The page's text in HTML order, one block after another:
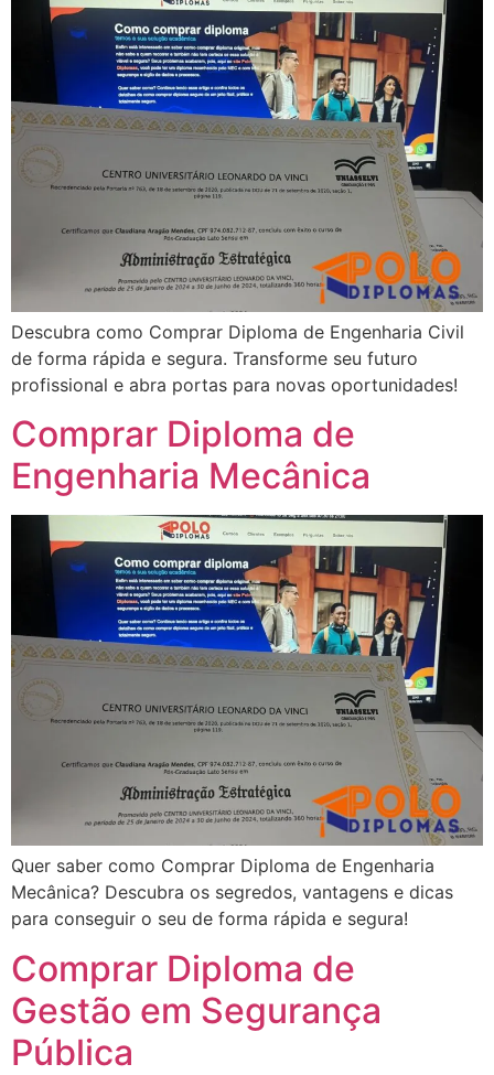
Descubra como Comprar Diploma de Engenharia Civil
de forma rápida e segura. Transforme seu futuro
profissional e abra portas para novas oportunidades!
Comprar Diploma de
Engenharia Mecânica
Quer saber como Comprar Diploma de Engenharia
Mecânica? Descubra os segredos, vantagens e dicas
para conseguir o seu de forma rápida e segura!
Comprar Diploma de
Gestão em Segurança
Pública